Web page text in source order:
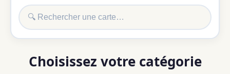
Choisissez votre catégorie